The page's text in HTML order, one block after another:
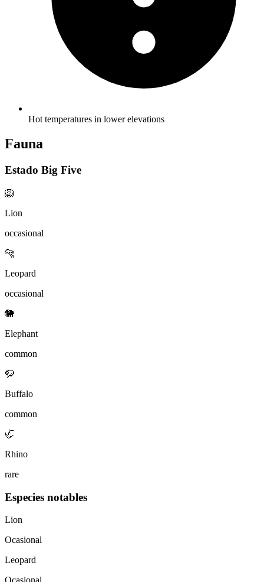
Hot temperatures in lower elevations
Fauna
Estado Big Five
🦁
Lion
occasional
🐆
Leopard
occasional
🐘
Elephant
common
🦬
Buffalo
common
🦏
Rhino
rare
Especies notables
Lion
Ocasional
Leopard